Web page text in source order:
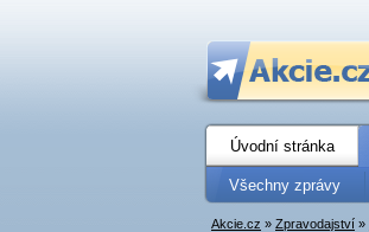
Úvodní stránka
Všechny zprávy
Akcie.cz » Zpravodajství »